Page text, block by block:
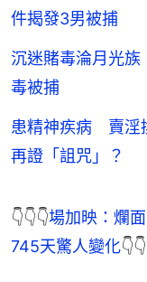
件揭發3男被捕
沉迷賭毒淪月光
毒被捕
患精神疾病 賣淫
再證「詛咒」？
👇👇👇場加映：爛
745天驚人變化